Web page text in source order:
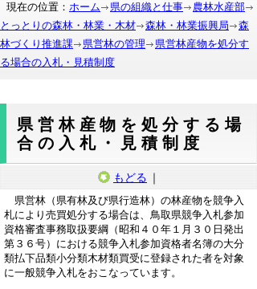
現在の位置： ホーム 県の組織と仕事
農林水産部
とっとりの森林・林業・木材
森林・林業振興局
森
林づくり推進課
県営林の管理
県営林産物を処分す
る場合の入札・見積制度
県営林産物を処分する場
合の入札・見積制度
もどる ｜
県営林（県有林及び県行造林）の林産物を競争入
札により売買処分する場合は、鳥取県競争入札参加
資格審査事務取扱要綱（昭和４０年１月３０日発出
第３６号）における競争入札参加資格者名簿の大分
類払下品類小分類木材類買受に登録された者を対象
に一般競争入札をおこなっています。